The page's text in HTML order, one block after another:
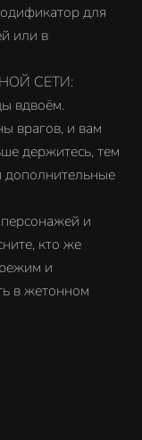
для
или в
СЕТИ:
вдвоём.
и вам
держитесь, тем
дополнительные
и
кто же
и
в жетонном